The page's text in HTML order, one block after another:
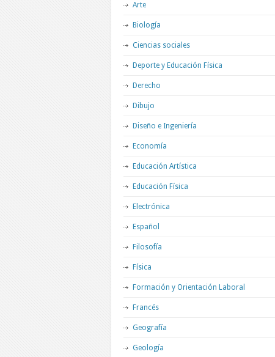
Arte
Biología
Ciencias sociales
Deporte y Educación Física
Derecho
Dibujo
Diseño e Ingeniería
Economía
Educación Artística
Educación Física
Electrónica
Español
Filosofía
Física
Formación y Orientación Laboral
Francés
Geografía
Geología